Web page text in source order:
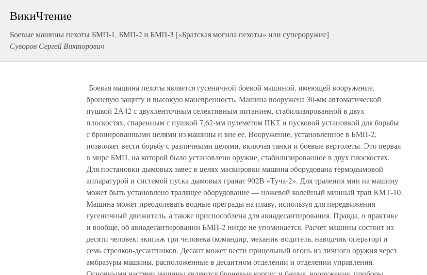
ВикиЧтение
Боевые машины пехоты БМП-1, БМП-2 и БМП-3 [«Братская могила пехоты» или супероружие]
Суворов Сергей Викторович
Боевая машина пехоты является гусеничной боевой машиной, имеющей вооружение,
броневую защиту и высокую маневренность. Машина вооружена 30-мм автоматической
пушкой 2А42 с двухленточным селективным питанием, стабилизированной в двух
плоскостях, спаренным с пушкой 7,62-мм пулеметом ПКТ и пусковой установкой для борьбы
с бронированными целями из машины и вне ее. Вооружение, установленное в БМП-2,
позволяет вести борьбу с различными целями, включая танки и боевые вертолеты. Это первая
в мире БМП, на которой было установлено оружие, стабилизированное в двух плоскостях.
Для постановки дымовых завес в целях маскировки машина оборудована термодымовой
аппаратурой и системой пуска дымовых гранат 902В «Туча-2». Для траления мин на машину
может быть установлено тралящее оборудование — ножевой колейный минный трап КМТ-10.
Машина может преодолевать водные преграды на плаву, используя для передвижения
гусеничный движитель, а также приспособлена для авиадесантирования. Правда, о практике
и вообще, об авиадесантировании БМП-2 нигде не упоминается. Расчет машины состоит из
десяти человек: экипаж три человека (командир, механик-водитель, наводчик-оператор) и
семь стрелков-десантников. Десант может вести прицельный огонь из личного оружия через
амбразуры машины, расположенные в десантном отделении и отделении управления.